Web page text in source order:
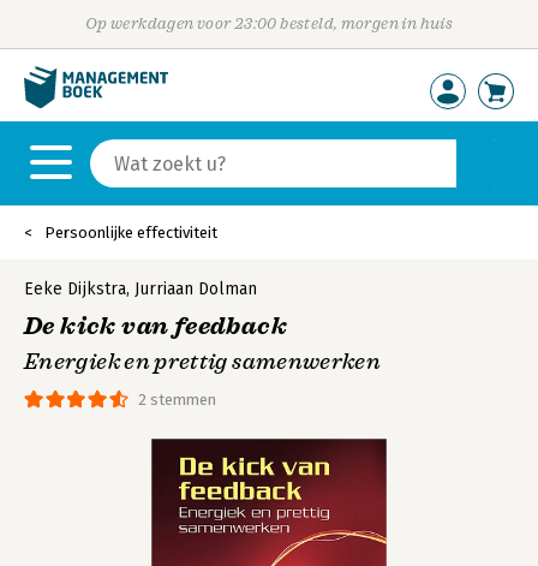
Op werkdagen voor 23:00 besteld, morgen in huis
Persoonlijke effectiviteit
2 stemmen
Eeke Dijkstra, Jurriaan Dolman
De kick van feedback
Energiek en prettig samenwerken